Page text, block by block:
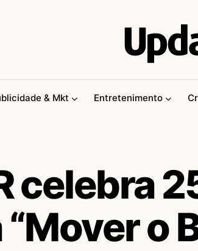
& Mkt Entretenimento
celebra
o